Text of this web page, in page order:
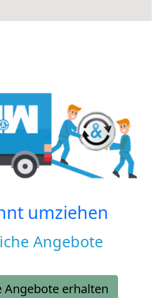
umziehen
Angebote
Angebote erhalten